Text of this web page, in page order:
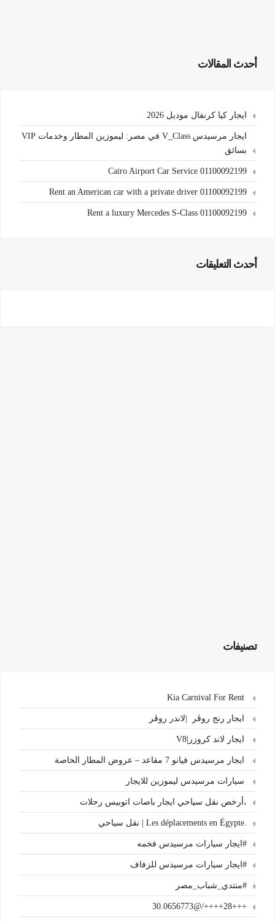
أحدث المقالات
ايجار كيا كرنفال موديل 2026
ايجار مرسيدس V_Class في مصر: ليموزين المطار وخدمات VIP
بسائق
Cairo Airport Car Service 01100092199
Rent an American car with a private driver 01100092199
Rent a luxury Mercedes S-Class 01100092199
أحدث التعليقات
تصنيفات
ايجار رنج روڤر |لاندر روڤر
ايجار لاند كروزر|V8
ايجار مرسيدس فيانو 7 مقاعد – عروض المطار الخاصة
سيارات مرسيدس ليموزين للايجار
،أرخص نقل سياحي ايجار باصات اتوبيس رحلات
.Les déplacements en Égypte | نقل سياحي
#ايجار سيارات مرسيدس فخمه
#ايجار سيارات مرسيدس للزفاف
#منتدي_شباب_مصر
+++28++++/@30.0656773